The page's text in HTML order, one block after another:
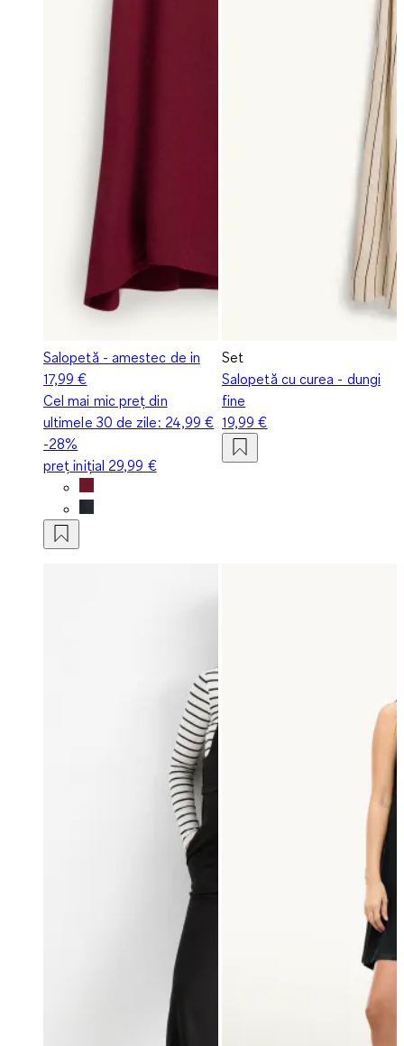
Salopetă - amestec de in
17,99 €
Cel mai mic preț din
ultimele 30 de zile: 24,99 €
-28%
preț inițial 29,99 €
Set
Salopetă cu curea - dungi
fine
19,99 €